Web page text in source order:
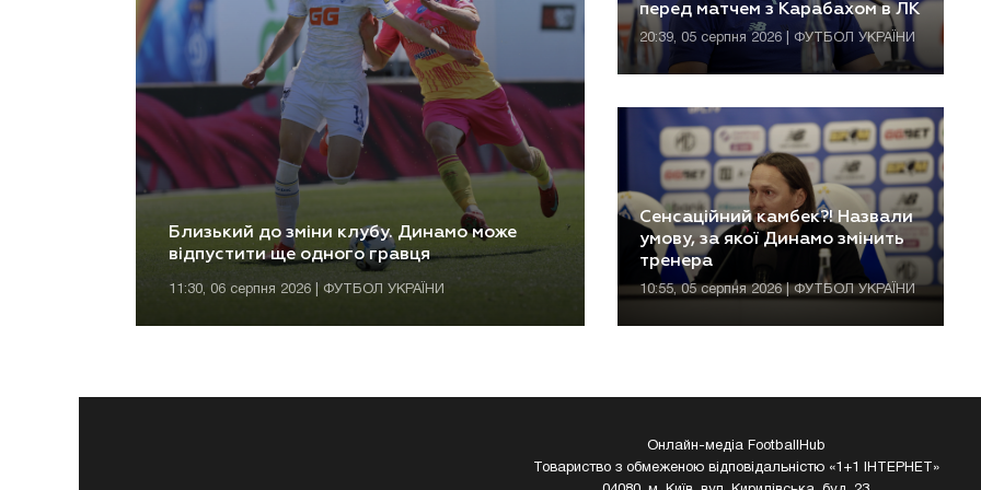
Близький до зміни клубу. Динамо може
відпустити ще одного гравця
11:30, 06 серпня 2026 | ФУТБОЛ УКРАЇНИ
перед матчем з Карабахом в ЛК
20:39, 05 серпня 2026 | ФУТБОЛ УКРАЇНИ
Сенсаційний камбек?! Назвали
умову, за якої Динамо змінить
тренера
10:55, 05 серпня 2026 | ФУТБОЛ УКРАЇНИ
Онлайн-медіа FootballHub
Товариство з обмеженою відповідальністю «1+1 ІНТЕРНЕТ»